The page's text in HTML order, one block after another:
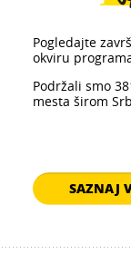
Pogledajte
okviru
Podržali smo
mesta širom
SAZNAJ